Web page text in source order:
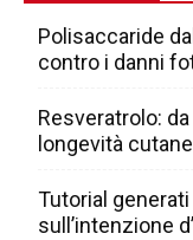
Polisaccaride
contro i danni
Resveratrolo:
longevità
Tutorial
sull’intenzione